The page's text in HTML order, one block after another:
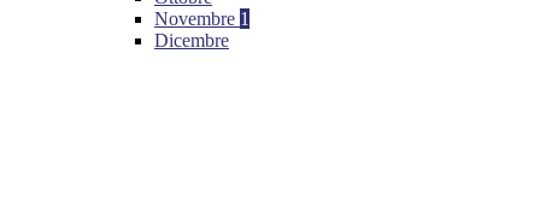
Novembre 1
Dicembre